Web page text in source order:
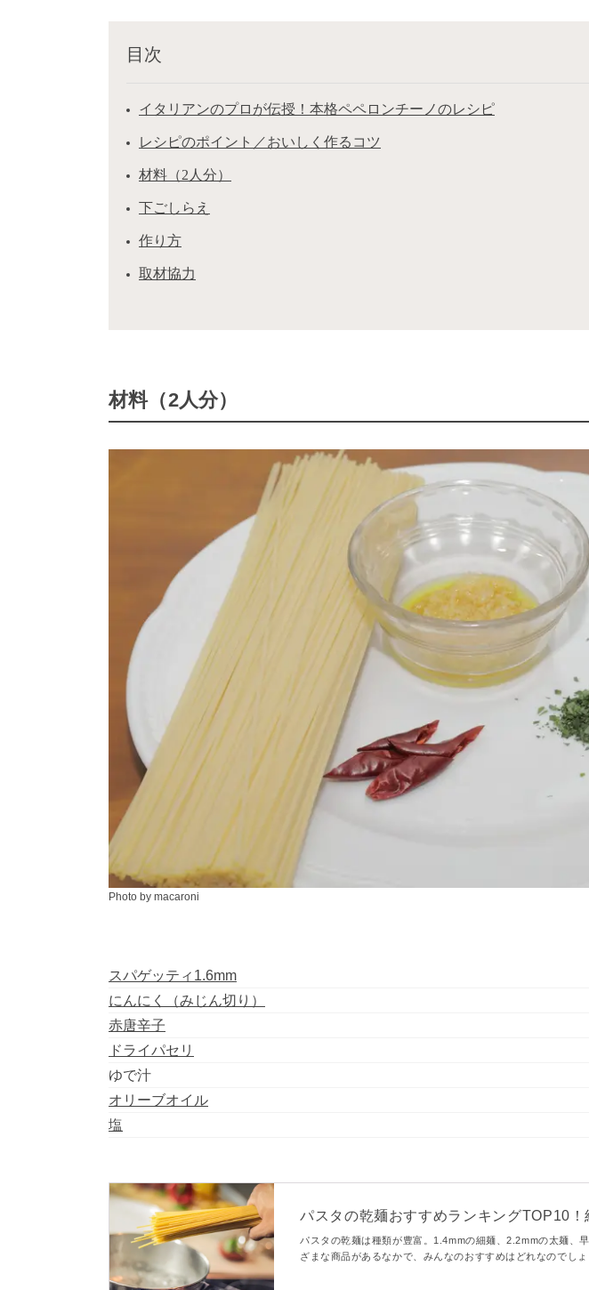
目次
イタリアンのプロが伝授！本格ペペロンチーノのレシピ
レシピのポイント／おいしく作るコツ
材料（2人分）
下ごしらえ
作り方
取材協力
材料（2人分）
Photo by macaroni
スパゲッティ1.6mm
にんにく（みじん切り）
赤唐辛子
ドライパセリ
ゆで汁
オリーブオイル
塩
パスタの乾麺おすすめランキングTOP10！
人気商品はこれ
パスタの乾麺は種類が豊富。1.4mmの細麺、2.2mmの太麺、
ざまな商品があるなかで、みんなのおすすめはどれなのでしょ